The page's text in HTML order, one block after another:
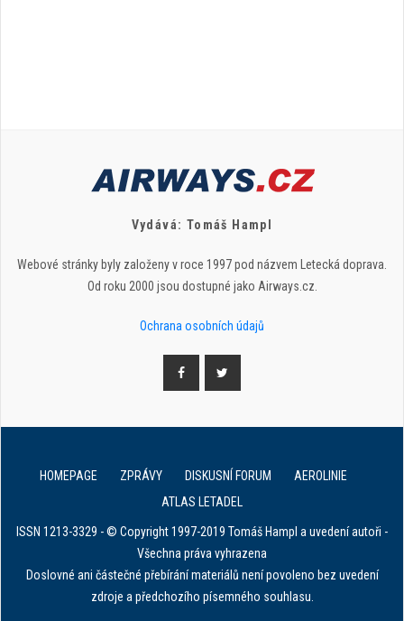
Vydává: Tomáš Hampl
Webové stránky byly založeny v roce 1997 pod názvem Letecká doprava.
Od roku 2000 jsou dostupné jako Airways.cz.
Ochrana osobních údajů
HOMEPAGE ZPRÁVY DISKUSNÍ FORUM
AEROLINIE
ATLAS LETADEL
ISSN 1213-3329 - © Copyright 1997-2019 Tomáš Hampl a uvedení autoři -
Všechna práva vyhrazena
Doslovné ani částečné přebírání materiálů není povoleno bez uvedení
zdroje a předchozího písemného souhlasu.